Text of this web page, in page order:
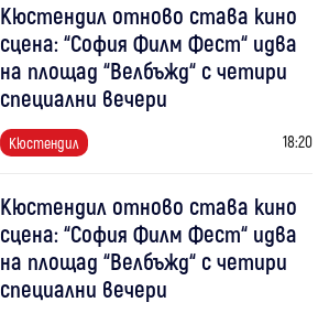
Кюстендил отново става кино
сцена: “София Филм Фест“ идва
на площад “Велбъжд“ с четири
специални вечери
Кюстендил 18:20
Кюстендил отново става кино
сцена: “София Филм Фест“ идва
на площад “Велбъжд“ с четири
специални вечери